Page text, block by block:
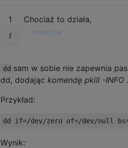
1 Chociaż to działa,
niweczysz
dd sam w sobie nie zapewnia
dd, dodając komendę pkill -INFO .
Przykład:
dd if=/dev/zero of=/dev/null bs
Wynik: